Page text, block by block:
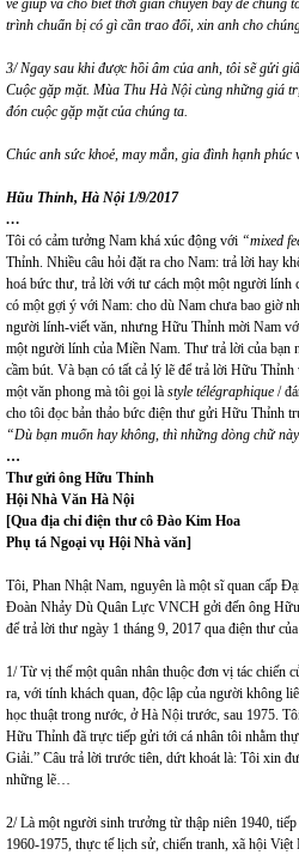
trình chuẩn bị có gì cần trao đổi, xin anh cho
3/ Ngay sau khi được hồi âm của anh, tôi sẽ gửi
Cuộc gặp mặt. Mùa Thu Hà Nội cùng những giá
đón cuộc gặp mặt của chúng ta.
Chúc anh sức khoẻ, may mắn, gia đình hạnh phúc
Hũu Thỉnh, Hà Nội 1/9/2017
…
Tôi có cảm tưởng Nam khá xúc động với “mixed
Thỉnh. Nhiều câu hỏi đặt ra cho Nam: trả lời hay
hoá bức thư, trả lời với tư cách một một người lính
có một gợi ý với Nam: cho dù Nam chưa bao giờ
người lính-viết văn, nhưng Hữu Thỉnh mời Nam
một người lính của Miền Nam. Thư trả lời của bạn
cầm bút. Và bạn có tất cả lý lẽ để trả lời Hữu
một văn phong mà tôi gọi là style télégraphique /
cho tôi đọc bản thảo bức điện thư gửi Hữu Thỉnh
“Dù bạn muốn hay không, thì những dòng chữ
…
Thư gửi ông Hữu Thỉnh
Hội Nhà Văn Hà Nội
[Qua địa chỉ điện thư cô Đào Kim Hoa
Phụ tá Ngoại vụ Hội Nhà văn]
Tôi, Phan Nhật Nam, nguyên là một sĩ quan cấp
Đoàn Nhảy Dù Quân Lực VNCH gởi đến ông
để trả lời thư ngày 1 tháng 9, 2017 qua điện thư
1/ Từ vị thế một quân nhân thuộc đơn vị tác chiến
ra, với tính khách quan, độc lập của người không
học thuật trong nước, ở Hà Nội trước, sau 1975.
Hữu Thỉnh đã trực tiếp gửi tới cá nhân tôi nhằm
Giải.” Câu trả lời trước tiên, dứt khoát là: Tôi xin
những lẽ…
2/ Là một người sinh trưởng từ thập niên 1940,
1960-1975, thực tế lịch sử, chiến tranh, xã hội